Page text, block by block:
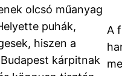
olcsó műanyag
puhák,
hiszen a
kárpitnak
A